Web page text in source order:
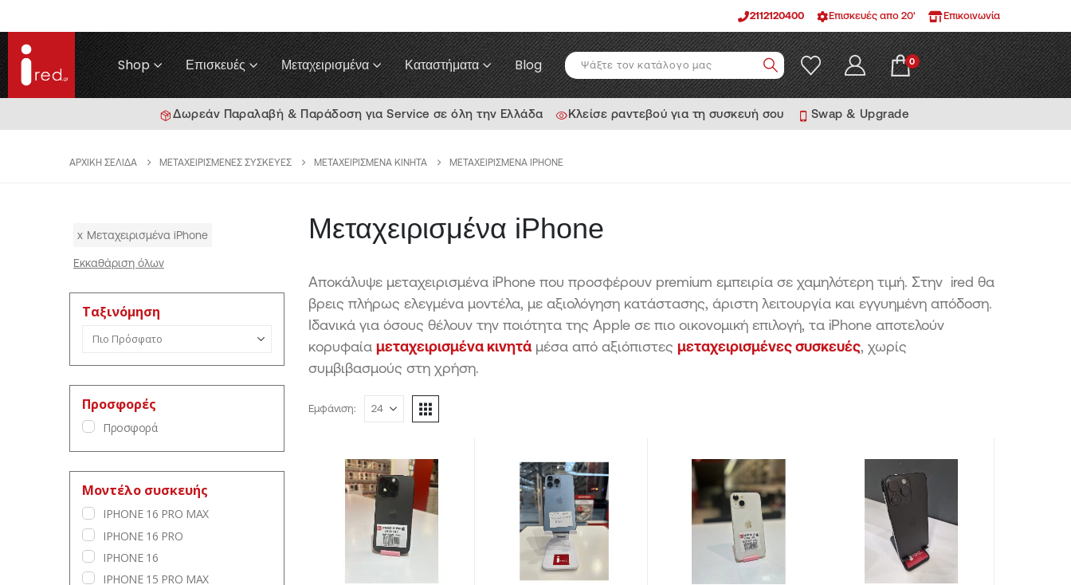
2112120400 Επισκευές απο 20' Επικοινωνία
Shop Επισκευές Μεταχειρισμένα Καταστήματα Blog 0
Δωρεάν Παραλαβή & Παράδοση για Service σε όλη την Ελλάδα Κλείσε ραντεβού για τη συσκευή σου Swap & Upgrade
ΑΡΧΙΚΉ ΣΕΛΊΔΑ ΜΕΤΑΧΕΙΡΙΣΜΈΝΕΣ ΣΥΣΚΕΥΈΣ ΜΕΤΑΧΕΙΡΙΣΜΈΝΑ ΚΙΝΗΤΆ ΜΕΤΑΧΕΙΡΙΣΜΈΝΑ IPHONE
Μεταχειρισμένα iPhone
Αποκάλυψε μεταχειρισμένα iPhone που προσφέρουν premium εμπειρία σε χαμηλότερη τιμή. Στην ired θα
βρεις πλήρως ελεγμένα μοντέλα, με αξιολόγηση κατάστασης, άριστη λειτουργία και εγγυημένη απόδοση.
Ιδανικά για όσους θέλουν την ποιότητα της Apple σε πιο οικονομική επιλογή, τα iPhone αποτελούν
κορυφαία μεταχειρισμένα κινητά μέσα από αξιόπιστες μεταχειρισμένες συσκευές, χωρίς
συμβιβασμούς στη χρήση.
Εμφάνιση:
x Μεταχειρισμένα iPhone
Εκκαθάριση όλων
Ταξινόμηση
Ταξινόμηση προϊόντων
Προσφορές
Προσφορά
Μοντέλο συσκευής
IPHONE 16 PRO MAX
IPHONE 16 PRO
IPHONE 16
IPHONE 15 PRO MAX